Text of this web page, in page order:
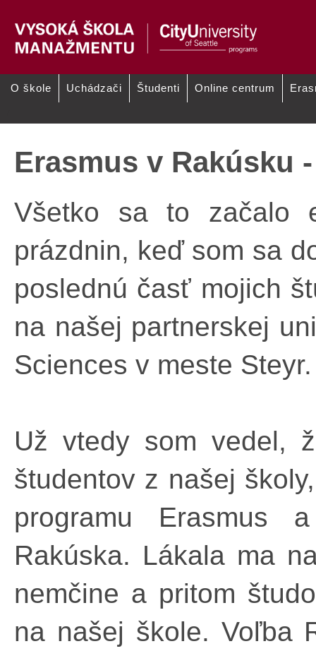
O škole Uchádzači Študenti Online centrum
Erasmus v Rakúsku
Všetko sa to začalo
prázdnin, keď som sa
poslednú časť mojich
na našej partnerskej
Sciences v meste Steyr.
Už vtedy som vedel,
študentov z našej
programu Erasmus
Rakúska. Lákala ma
nemčine a pritom
na našej škole. Voľba